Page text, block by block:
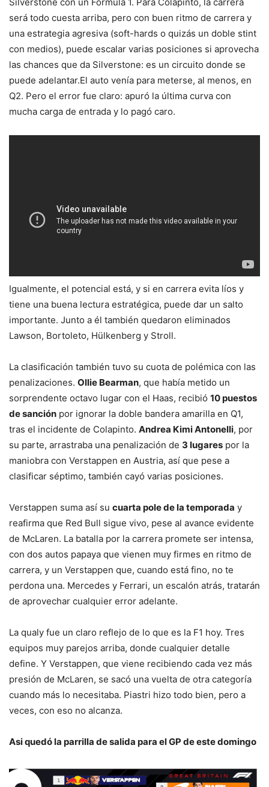
será todo cuesta arriba, pero con buen ritmo de carrera y
una estrategia agresiva (soft-hards o quizás un doble stint
con medios), puede escalar varias posiciones si aprovecha
las chances que da Silverstone: es un circuito donde se
puede adelantar.El auto venía para meterse, al menos, en
Q2. Pero el error fue claro: apuró la última curva con
mucha carga de entrada y lo pagó caro.
Igualmente, el potencial está, y si en carrera evita líos y
tiene una buena lectura estratégica, puede dar un salto
importante. Junto a él también quedaron eliminados
Lawson, Bortoleto, Hülkenberg y Stroll.
La clasificación también tuvo su cuota de polémica con las
penalizaciones. Ollie Bearman, que había metido un
sorprendente octavo lugar con el Haas, recibió 10 puestos
de sanción por ignorar la doble bandera amarilla en Q1,
tras el incidente de Colapinto. Andrea Kimi Antonelli, por
su parte, arrastraba una penalización de 3 lugares por la
maniobra con Verstappen en Austria, así que pese a
clasificar séptimo, también cayó varias posiciones.
Verstappen suma así su cuarta pole de la temporada y
reafirma que Red Bull sigue vivo, pese al avance evidente
de McLaren. La batalla por la carrera promete ser intensa,
con dos autos papaya que vienen muy firmes en ritmo de
carrera, y un Verstappen que, cuando está fino, no te
perdona una. Mercedes y Ferrari, un escalón atrás, tratarán
de aprovechar cualquier error adelante.
La qualy fue un claro reflejo de lo que es la F1 hoy. Tres
equipos muy parejos arriba, donde cualquier detalle
define. Y Verstappen, que viene recibiendo cada vez más
presión de McLaren, se sacó una vuelta de otra categoría
cuando más lo necesitaba. Piastri hizo todo bien, pero a
veces, con eso no alcanza.
Asi quedó la parrilla de salida para el GP de este domingo